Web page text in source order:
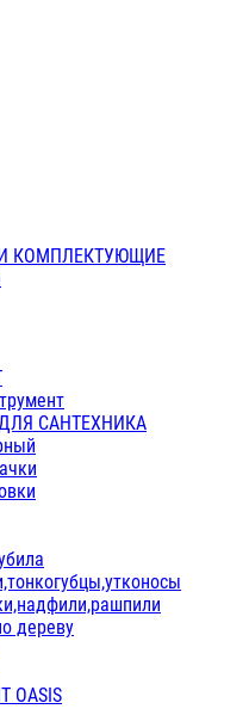
КОМПЛЕКТУЮЩИЕ
САНТЕХНИКА
дереву
OASIS